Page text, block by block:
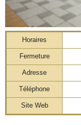
Horaires
Fermeture
Adresse
Téléphone
Site Web